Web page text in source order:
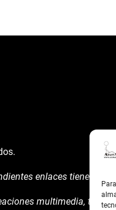
enlaces tienen un
multimedia, texto